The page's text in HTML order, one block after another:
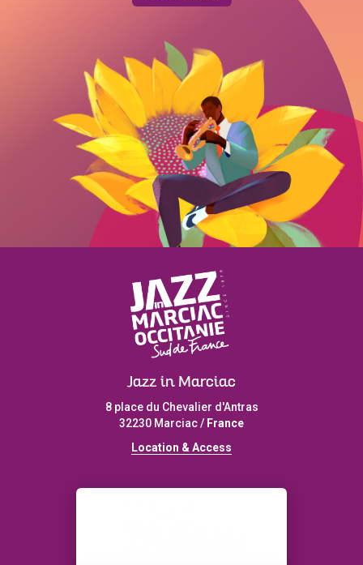
Jazz in Marciac
8 place du Chevalier d'Antras
32230 Marciac / France
Location & Access